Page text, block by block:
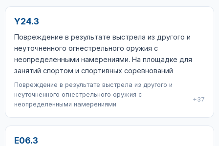
Y24.3
Повреждение в результате выстрела из другого и
неуточненного огнестрельного оружия с
неопределенными намерениями. На площадке для
занятий спортом и спортивных соревнований
Повреждение в результате выстрела из другого и
неуточненного огнестрельного оружия с
неопределенными намерениями
+37
E06.3